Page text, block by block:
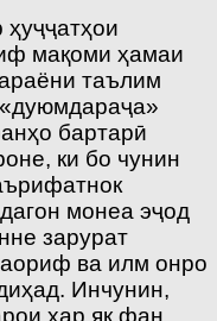
мақоми ҳамаи
таълим
бартарӣ
ки бо чунин
монеа эҷод
зарурат
ва илм онро
Инчунин,
ҳар як фан